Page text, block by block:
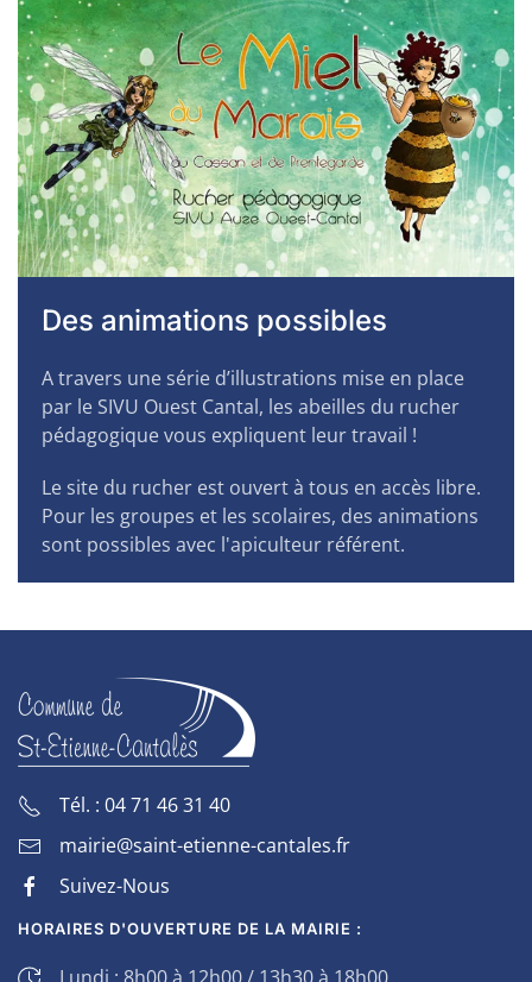
Des animations possibles
A travers une série d’illustrations mise en place
par le SIVU Ouest Cantal, les abeilles du rucher
pédagogique vous expliquent leur travail !
Le site du rucher est ouvert à tous en accès libre.
Pour les groupes et les scolaires, des animations
sont possibles avec l'apiculteur référent.
Tél. : 04 71 46 31 40
mairie@saint-etienne-cantales.fr
Suivez-Nous
HORAIRES D'OUVERTURE DE LA MAIRIE :
Lundi : 8h00 à 12h00 / 13h30 à 18h00